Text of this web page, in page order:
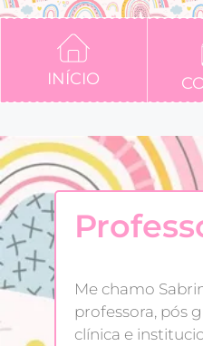
INÍCIO
Me chamo
professora, pós
clínica e